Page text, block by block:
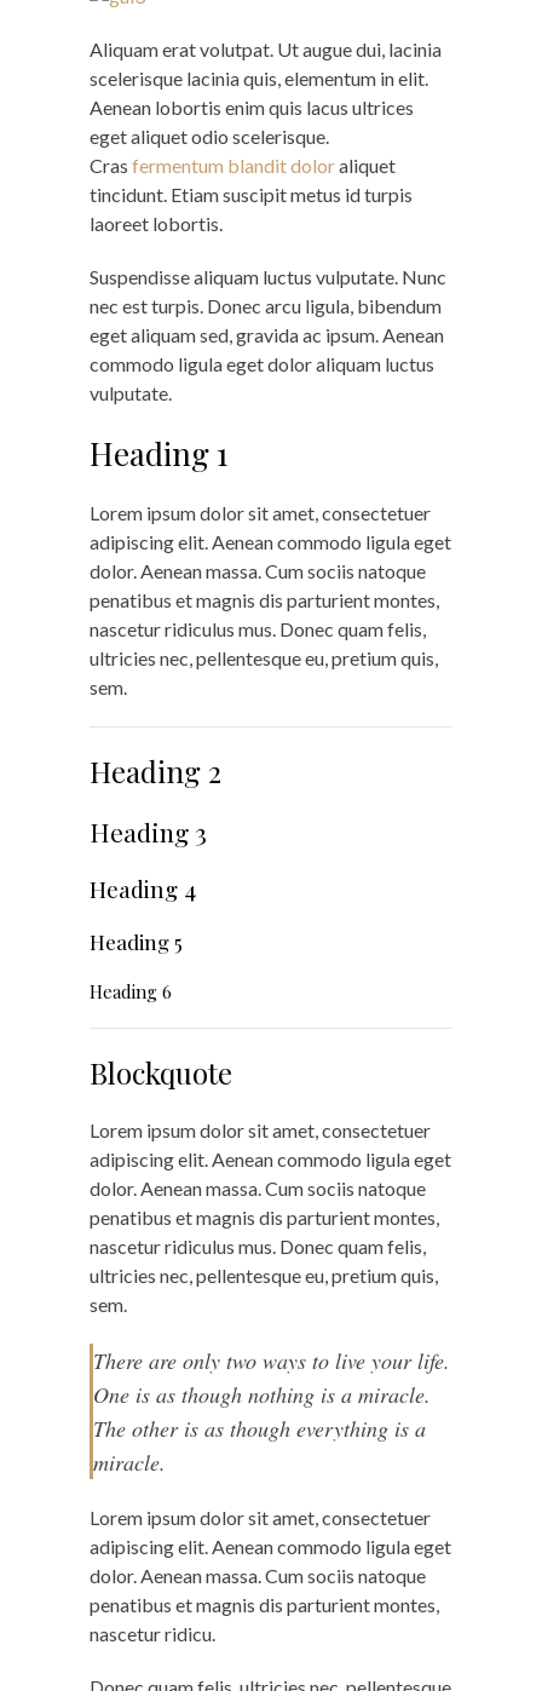
Aliquam erat volutpat. Ut augue dui, lacinia
scelerisque lacinia quis, elementum in elit.
Aenean lobortis enim quis lacus ultrices
eget aliquet odio scelerisque.
Cras fermentum blandit doloraliquet
tincidunt. Etiam suscipit metus id turpis
laoreet lobortis.
Suspendisse aliquam luctus vulputate. Nunc
nec est turpis. Donec arcu ligula, bibendum
eget aliquam sed, gravida ac ipsum. Aenean
commodo ligula eget dolor aliquam luctus
vulputate.
Heading 1
Lorem ipsum dolor sit amet, consectetuer
adipiscing elit. Aenean commodo ligula eget
dolor. Aenean massa. Cum sociis natoque
penatibus et magnis dis parturient montes,
nascetur ridiculus mus. Donec quam felis,
ultricies nec, pellentesque eu, pretium quis,
sem.
Heading 2
Heading 3
Heading 4
Heading 5
Heading 6
Blockquote
Lorem ipsum dolor sit amet, consectetuer
adipiscing elit. Aenean commodo ligula eget
dolor. Aenean massa. Cum sociis natoque
penatibus et magnis dis parturient montes,
nascetur ridiculus mus. Donec quam felis,
ultricies nec, pellentesque eu, pretium quis,
sem.
There are only two ways to live your life.
One is as though nothing is a miracle.
The other is as though everything is a
miracle.
Lorem ipsum dolor sit amet, consectetuer
adipiscing elit. Aenean commodo ligula eget
dolor. Aenean massa. Cum sociis natoque
penatibus et magnis dis parturient montes,
nascetur ridicu.